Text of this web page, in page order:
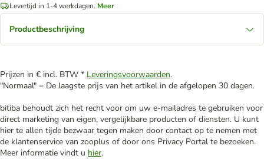
Levertijd in 1-4 werkdagen. Meer
Productbeschrijving
Prijzen in € incl. BTW * Leveringsvoorwaarden.
"Normaal" = De laagste prijs van het artikel in de afgelopen 30 dagen.
bitiba behoudt zich het recht voor om uw e-mailadres te gebruiken voor
direct marketing van eigen, vergelijkbare producten of diensten. U kunt
hier te allen tijde bezwaar tegen maken door contact op te nemen met
de klantenservice van zooplus of door ons Privacy Portal te bezoeken.
Meer informatie vindt u hier.